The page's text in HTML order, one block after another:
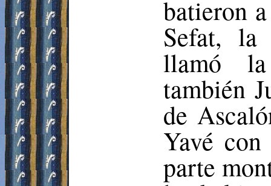
batieron
Sefat, la
llamó
también
de
Yavé
parte